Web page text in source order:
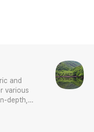
and
various
depth,
sense or